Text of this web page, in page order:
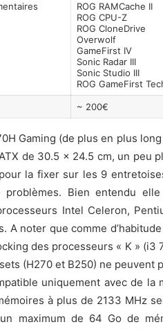
ROG RAMCache II
ROG CPU-Z
ROG CloneDrive
Overwolf
GameFirst IV
Sonic Radar III
Sonic Studio III
ROG GameFirst
~ 200€
Gaming (de plus en plus
de 30.5 x 24.5 cm, un peu
la fixer sur les 9
Bien entendu
Intel Celeron,
A noter que comme
des processeurs « K »
(H270 et B250) ne peuvent
uniquement avec de la
à plus de 2133 MHz
maximum de 64 Go de